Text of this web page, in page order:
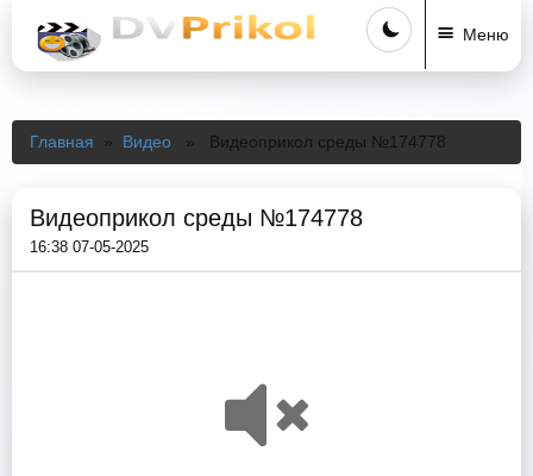
Меню
Главная » Видео » Видеоприкол среды №174778
Видеоприкол среды №174778
16:38 07-05-2025